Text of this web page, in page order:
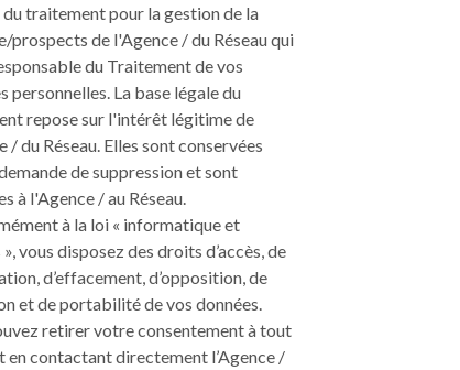
traitement pour la gestion de la
prospects de l'Agence / du Réseau qui
du Traitement de vos
personnelles. La base légale du
repose sur l'intérêt légitime de
/ du Réseau. Elles sont conservées
de suppression et sont
à l'Agence / au Réseau.
à la loi « informatique et
vous disposez des droits d’accès, de
d’effacement, d’opposition, de
et de portabilité de vos données.
retirer votre consentement à tout
en contactant directement l’Agence /